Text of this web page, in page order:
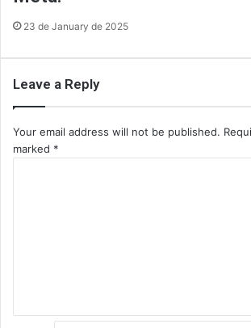
23 de January de 2025
Leave a Reply
Your email address will not be published.
marked *